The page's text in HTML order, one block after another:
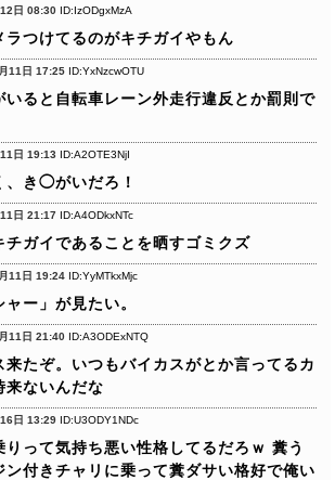
日 08:30 ID:IzODgxMzA
ラつけてるのがキチガイやもん
11日 17:25 ID:YxNzcwOTU
いると自転車レーン外走行違反とか罰則で
日 19:13 ID:A2OTE3NjI
、き◯がいだろ！
日 21:17 ID:A4ODkxNTc
チガイであることを晒すゴミクズ
11日 19:24 ID:YyMTkxMjc
ー」が見たい。
11日 21:40 ID:A3ODExNTQ
来たぞ。いつもバイカスがとか言ってるカ
来ないんだな
日 13:29 ID:U3ODY1NDc
りって気持ち悪い性格してるだろｗ 糞う
ン付きチャリに乗って糞ダサい格好で俺い